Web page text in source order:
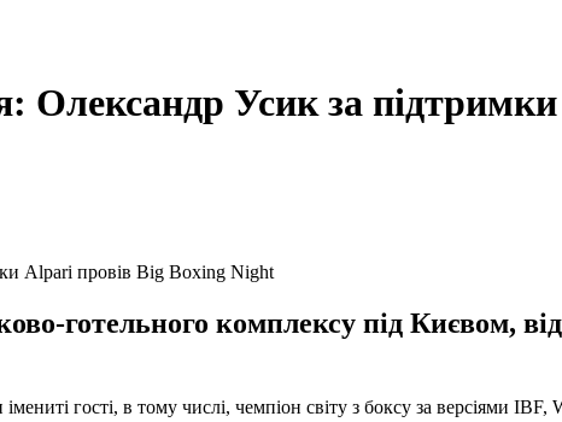
Олександр Усик за
готельного комплексу під Києвом,
гості, в тому числі, чемпіон світу з боксу за версіями